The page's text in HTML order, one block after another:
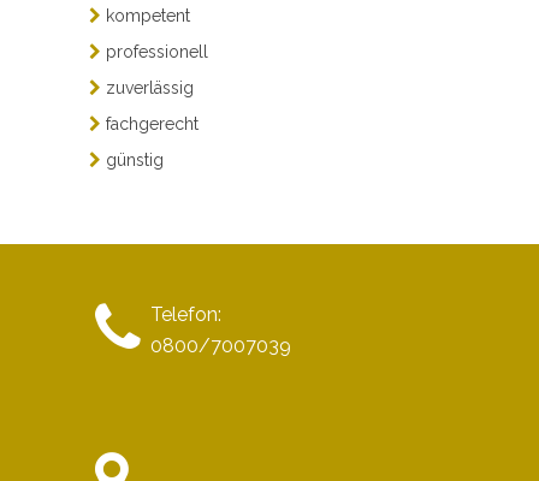
kompetent
professionell
zuverlässig
fachgerecht
günstig
Telefon:
0800/7007039